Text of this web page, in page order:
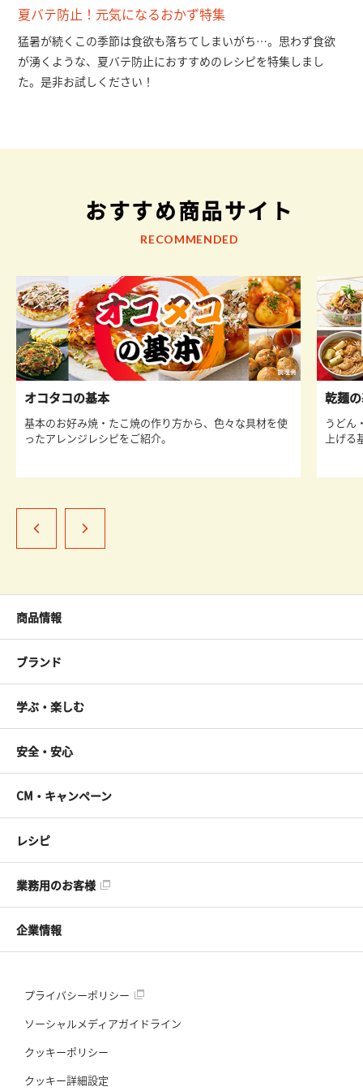
夏バテ防止！元気になるおかず特集
猛暑が続くこの季節は食欲も落ちてしまいがち…。思わず食欲
が湧くような、夏バテ防止におすすめのレシピを特集しまし
た。是非お試しください！
おすすめ商品サイト
RECOMMENDED
オコタコの基本
基本のお好み焼・たこ焼の作り方から、色々な具材を使
ったアレンジレシピをご紹介。
乾麺
うどん
上げ
商品情報
ブランド
学ぶ・楽しむ
安全・安心
CM・キャンペーン
レシピ
業務用のお客様
企業情報
プライバシーポリシー
ソーシャルメディアガイドライン
クッキーポリシー
クッキー詳細設定